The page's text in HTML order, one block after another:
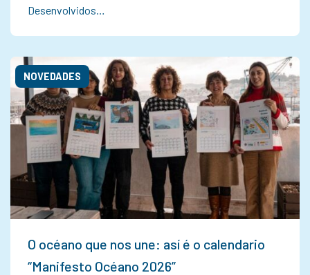
Desenvolvidos…
O océano que nos une: así é o calendario
“Manifesto Océano 2026”
NOVEDADES